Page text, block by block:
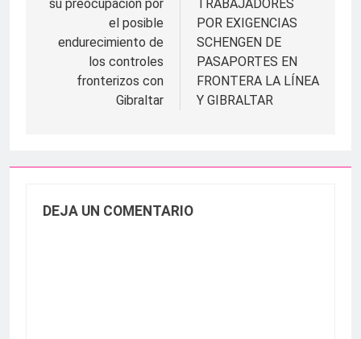
entradas
su preocupación por
el posible
endurecimiento de
los controles
fronterizos con
Gibraltar
TRABAJADORES
POR EXIGENCIAS
SCHENGEN DE
PASAPORTES EN
FRONTERA LA LÍNEA
Y GIBRALTAR
DEJA UN COMENTARIO